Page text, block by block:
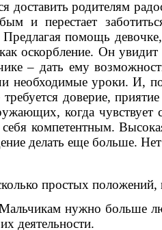
доставить родителям
и перестает
помощь
оскорбление. Он увидит
– дать ему
необходимые уроки. И,
доверие,
когда
себя компетентным.
делать еще больше.
простых положений,
нужно больше
деятельности.